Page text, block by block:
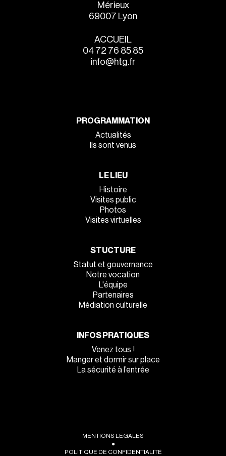
Mérieux
69007 Lyon
ACCUEIL
04 72 76 85 85
info@htg.fr
PROGRAMMATION
Actualités
Ils sont venus
LE LIEU
Histoire
Visites public
Photos
Visites virtuelles
STUCTURE
Statut et gouvernance
Notre vocation
L'équipe
Partenaires
Médiation culturelle
INFOS PRATIQUES
Venez tous !
Manger et dormir sur place
La sécurité à l’entrée
MENTIONS LÉGALES
●
POLITIQUE DE CONFIDENTIALITÉ